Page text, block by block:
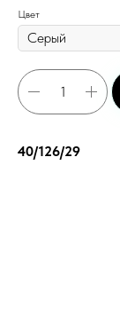
Цвет
40/126/29